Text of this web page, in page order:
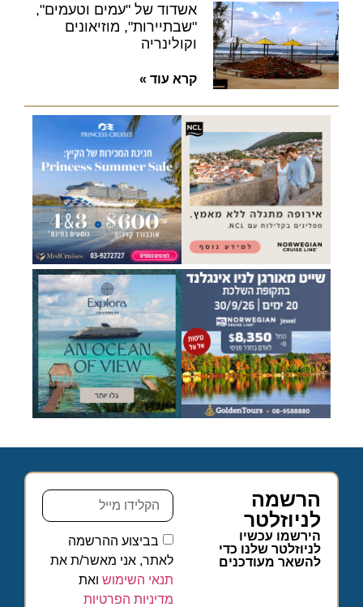
אשדוד של "עמים וטעמים",
"שבתיירות", מוזיאונים
וקולינריה
קרא עוד »
הרשמה
לניוזלטר
הירשמו עכשיו
לניוזלטר שלנו כדי
להשאר מעודכנים
בביצוע ההרשמה
לאתר, אני מאשר/ת את
תנאי השימוש ואת
מדיניות הפרטיות